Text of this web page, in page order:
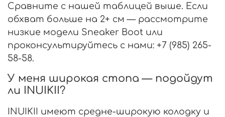
Сравните с нашей таблицей выше. Если
обхват больше на 2+ см — рассмотрите
низкие модели Sneaker Boot или
проконсультируйтесь с нами: +7 (985) 265-
58-58.
У меня широкая стопа — подойдут
ли INUIKII?
INUIKII имеют средне-широкую колодку и